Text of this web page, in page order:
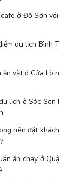
ở Đồ Sơn
du lịch Bình
ăn vặt ở Cửa Lò
lịch ở Sóc Sơn
nên đặt
ăn chay ở